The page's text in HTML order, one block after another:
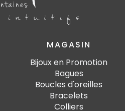
MAGASIN
Bijoux en Promotion
Bagues
Boucles d'oreilles
Bracelets
Colliers